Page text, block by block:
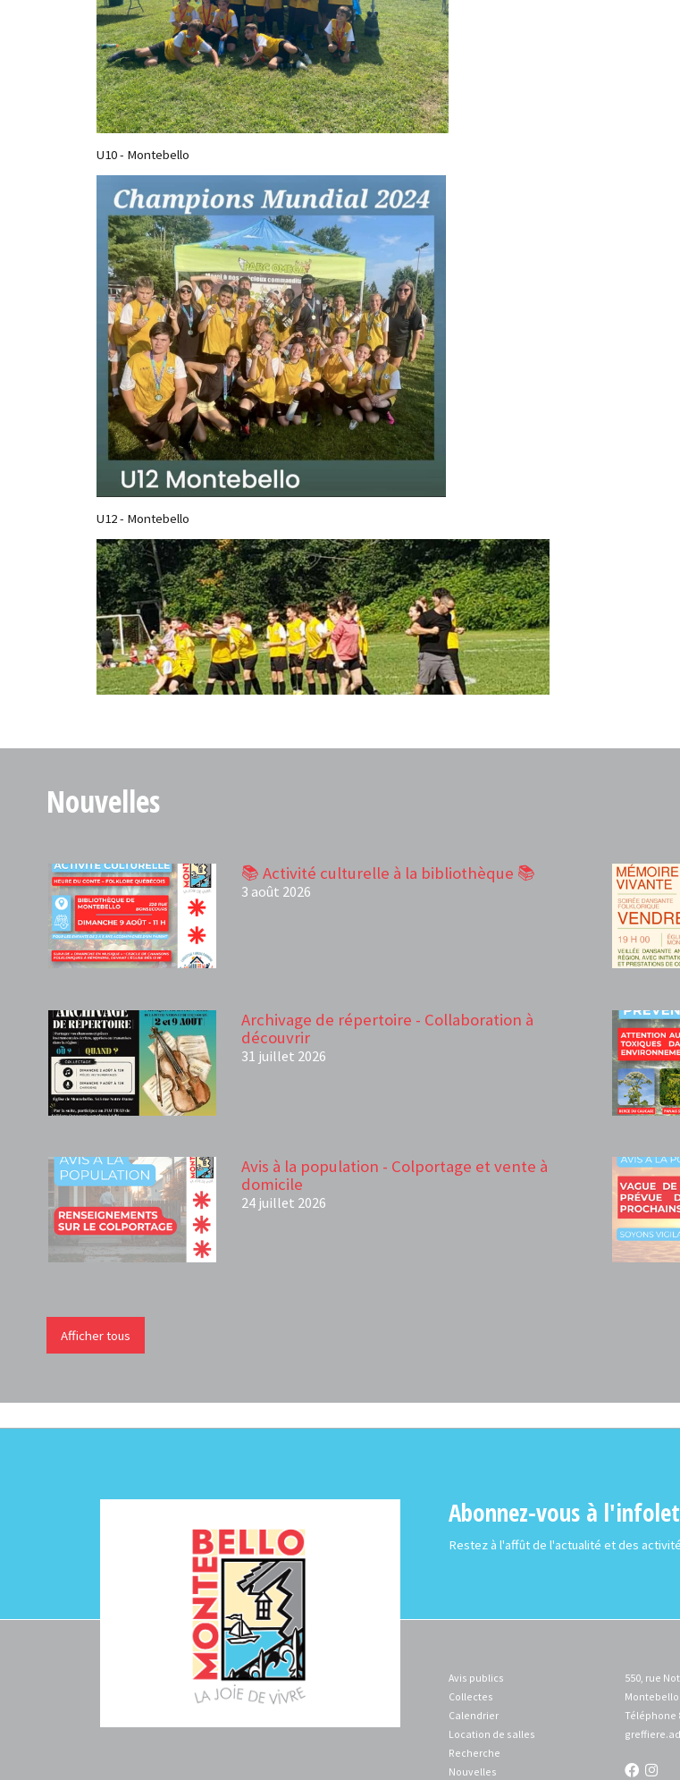
U10 - Montebello
U12 - Montebello
Nouvelles
📚 Activité culturelle à la bibliothèque 📚
3 août 2026
Archivage de répertoire - Collaboration à
découvrir
31 juillet 2026
Avis à la population - Colportage et vente à
domicile
24 juillet 2026
Afficher tous
Abonnez-vous à
Restez à l'affût de l'actualité et des
Avis publics
Collectes
Calendrier
Location de salles
Recherche
Nouvelles
550, rue
Montebello
Téléphone